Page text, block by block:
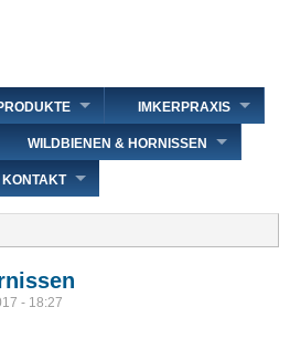
IMKERPRAXIS
WILDBIENEN & HORNISSEN
KONTAKT
- 18:27